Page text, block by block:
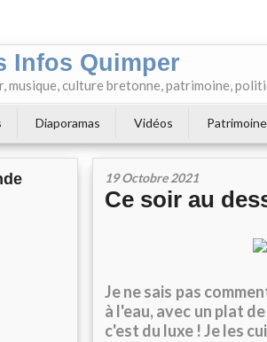
Infos Quimper
musique, culture bretonne, patrimoine,
Diaporamas Vidéos Patrimoine
19 Octobre 2021
Ce soir au
Je ne sais pas
à l'eau, avec un plat
c'est du luxe ! Je les